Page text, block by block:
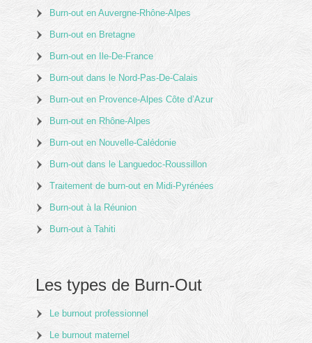
Burn-out en Auvergne-Rhône-Alpes
Burn-out en Bretagne
Burn-out en Ile-De-France
Burn-out dans le Nord-Pas-De-Calais
Burn-out en Provence-Alpes Côte d’Azur
Burn-out en Rhône-Alpes
Burn-out en Nouvelle-Calédonie
Burn-out dans le Languedoc-Roussillon
Traitement de burn-out en Midi-Pyrénées
Burn-out à la Réunion
Burn-out à Tahiti
Les types de Burn-Out
Le burnout professionnel
Le burnout maternel